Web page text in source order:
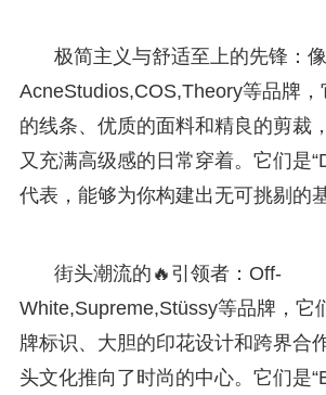
极简主义与舒适至上的先锋：像
AcneStudios,COS,Theory等品牌
的线条、优质的面料和精良的剪裁
又充满高级感的日常穿着。它们是
代表，能够为你构建出无可挑剔的
街头潮流的🔥引领者：Off-
White,Supreme,Stüssy等品牌，它
牌标识、大胆的印花设计和跨界合
头文化推向了时尚的中心。它们是